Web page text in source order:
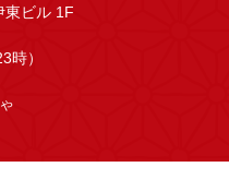
東ビル 1F
時）